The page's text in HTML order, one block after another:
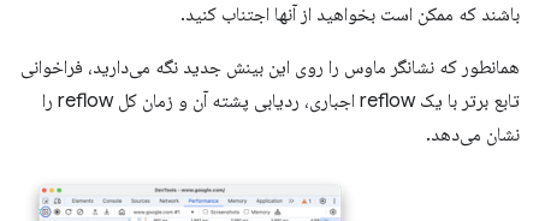
باشند که ممکن است بخواهید از آنها اجتناب کنید.
همانطور که نشانگر ماوس را روی این بینش جدید نگه می‌دارید، فراخوانی
تابع برتر با یک reflow اجباری، ردیابی پشته آن و زمان کل reflow را
نشان می‌دهد.